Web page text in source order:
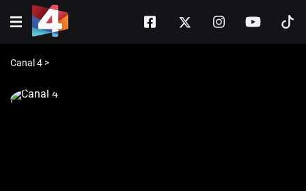
Canal 4 >